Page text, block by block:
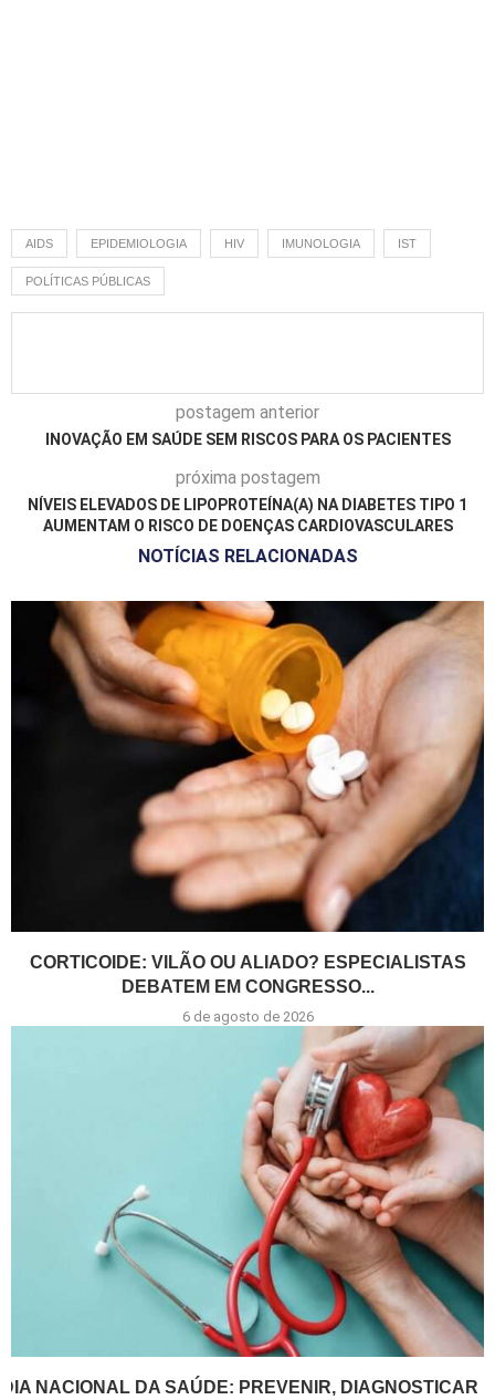
AIDS EPIDEMIOLOGIA HIV IMUNOLOGIA IST
POLÍTICAS PÚBLICAS
postagem anterior
INOVAÇÃO EM SAÚDE SEM RISCOS PARA OS PACIENTES
próxima postagem
NÍVEIS ELEVADOS DE LIPOPROTEÍNA(A) NA DIABETES TIPO 1
AUMENTAM O RISCO DE DOENÇAS CARDIOVASCULARES
NOTÍCIAS RELACIONADAS
CORTICOIDE: VILÃO OU ALIADO? ESPECIALISTAS
DEBATEM EM CONGRESSO...
6 de agosto de 2026
DIA NACIONAL DA SAÚDE: PREVENIR, DIAGNOSTICAR E